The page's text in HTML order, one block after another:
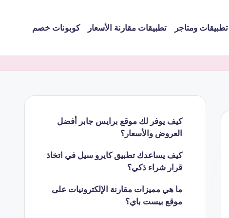
تطبيقات ومتاجر تطبيقات مقارنة الأسعار كوبونات خصم
كيف يوفر لك موقع برايس جابر أفضل
العروض والأسعار؟
كيف يساعدك تطبيق كايرو سيل في اتخاذ
قرار شراء ذكي؟
ما هي مميزات مقارنة الإلكترونيات على
موقع بيست باي؟